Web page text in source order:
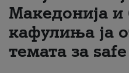
Македонија и
кафулиња ја
темата за